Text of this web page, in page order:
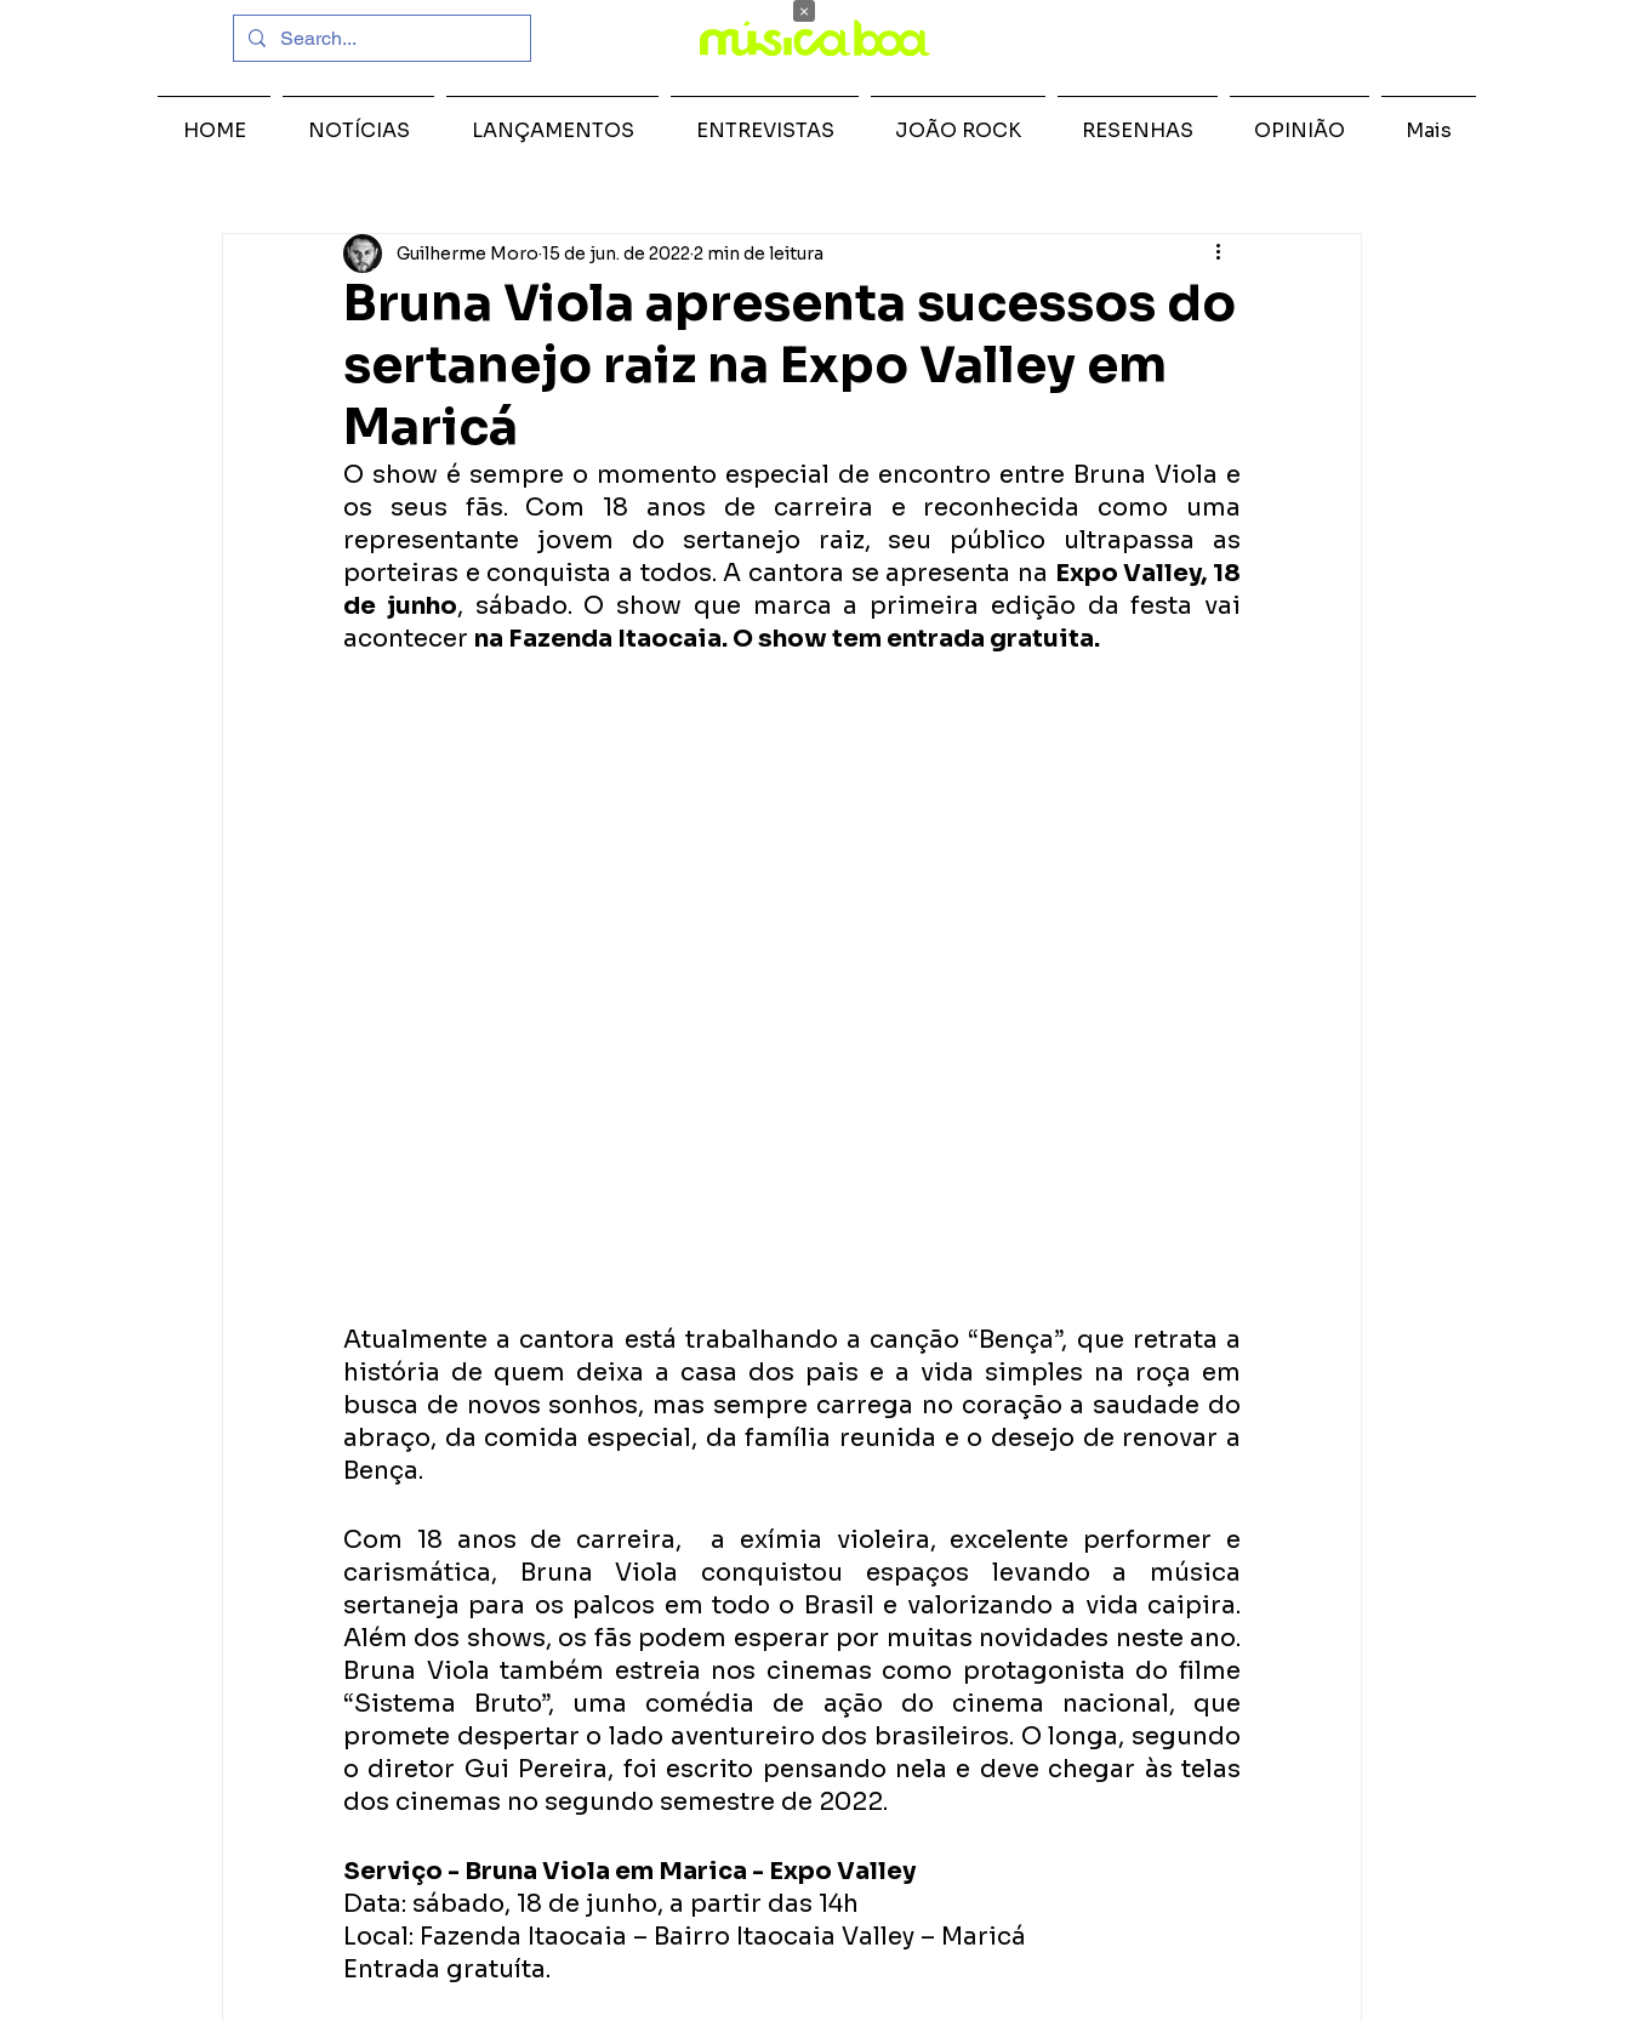
Bruna Viola apresenta sucessos do
sertanejo raiz na Expo Valley em
Maricá
Guilherme Moro 15 de jun. de 2022 2 min de leitura
O show é sempre o momento especial de encontro entre Bruna Viola e
os seus fãs. Com 18 anos de carreira e reconhecida como uma
representante jovem do sertanejo raiz, seu público ultrapassa as
porteiras e conquista a todos. A cantora se apresenta na Expo Valley, 18
de junho, sábado. O show que marca a primeira edição da festa vai
acontecer na Fazenda Itaocaia. O show tem entrada gratuita.
Atualmente a cantora está trabalhando a canção “Bença”, que retrata a
história de quem deixa a casa dos pais e a vida simples na roça em
busca de novos sonhos, mas sempre carrega no coração a saudade do
abraço, da comida especial, da família reunida e o desejo de renovar a
Bença.
Com 18 anos de carreira,  a exímia violeira, excelente performer e
carismática, Bruna Viola conquistou espaços levando a música
sertaneja para os palcos em todo o Brasil e valorizando a vida caipira.
Além dos shows, os fãs podem esperar por muitas novidades neste ano.
Bruna Viola também estreia nos cinemas como protagonista do filme
“Sistema Bruto”, uma comédia de ação do cinema nacional, que
promete despertar o lado aventureiro dos brasileiros. O longa, segundo
o diretor Gui Pereira, foi escrito pensando nela e deve chegar às telas
dos cinemas no segundo semestre de 2022.
Serviço - Bruna Viola em Marica - Expo Valley
Data: sábado, 18 de junho, a partir das 14h
Local: Fazenda Itaocaia – Bairro Itaocaia Valley – Maricá
Entrada gratuíta.
HOME NOTÍCIAS LANÇAMENTOS ENTREVISTAS JOÃO ROCK RESENHAS OPINIÃO Mais
×